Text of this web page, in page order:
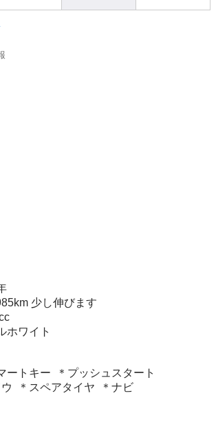
少し伸びます
ホワイト
ートキー  ＊プッシュスタート
＊スペアタイヤ  ＊ナビ